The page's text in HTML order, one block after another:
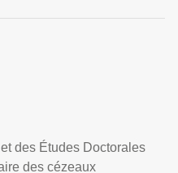
des Études Doctorales
des cézeaux